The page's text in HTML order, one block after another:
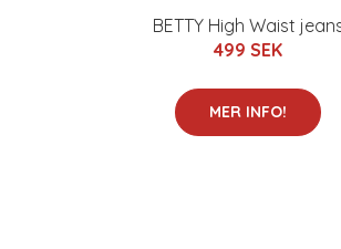
BETTY High Waist
499 SEK
MER INFO!